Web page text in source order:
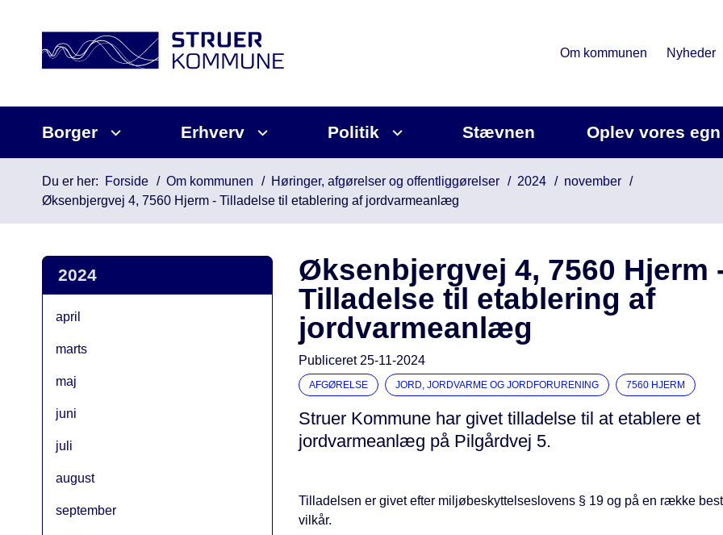
Om kommunen Nyheder
Borger Erhverv Politik Stævnen Oplev vores egn
Du er her: Forside Om kommunen Høringer, afgørelser og offentliggørelser 2024
november
Øksenbjergvej 4, 7560 Hjerm - Tilladelse til etablering af jordvarmeanlæg
2024
april
marts
maj
juni
juli
august
september
Øksenbjergvej 4, 7560 Hjerm
Tilladelse til etablering af
jordvarmeanlæg
Publiceret 25-11-2024
AFGØRELSE JORD, JORDVARME OG JORDFORURENING 7560 HJERM
Struer Kommune har givet tilladelse til at etablere et
jordvarmeanlæg på Pilgårdvej 5.
Tilladelsen er givet efter miljøbeskyttelseslovens § 19 og på en række
vilkår.